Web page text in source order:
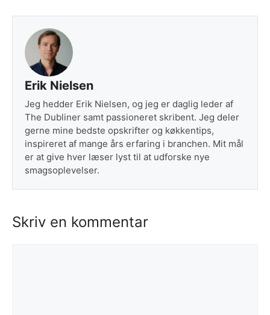
Erik Nielsen
Jeg hedder Erik Nielsen, og jeg er daglig leder af
The Dubliner samt passioneret skribent. Jeg deler
gerne mine bedste opskrifter og køkkentips,
inspireret af mange års erfaring i branchen. Mit mål
er at give hver læser lyst til at udforske nye
smagsoplevelser.
Skriv en kommentar